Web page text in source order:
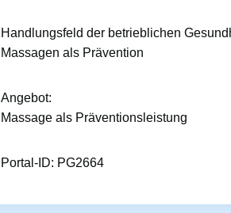
Handlungsfeld der betrieblichen
Massagen als Prävention
Angebot:
Massage als Präventionsleistung
Portal-ID: PG2664